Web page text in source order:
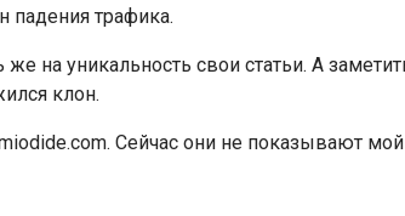
падения трафика.
на уникальность свои статьи. А
клон.
Сейчас они не показывают мой